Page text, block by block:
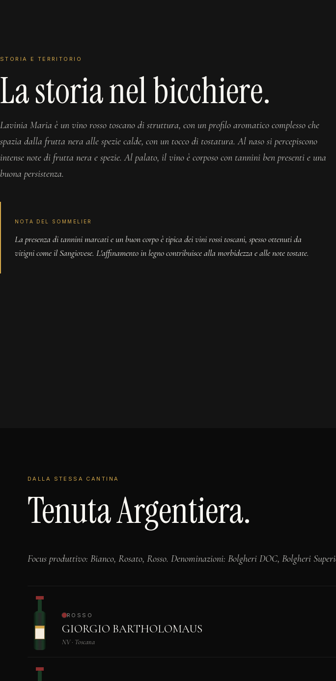
STORIA E TERRITORIO
La storia nel bicchiere.
Lavinia Maria è un vino rosso toscano di struttura, con un profilo aromatico complesso che
spazia dalla frutta nera alle spezie calde, con un tocco di tostatura. Al naso si percepiscono
intense note di frutta nera e spezie. Al palato, il vino è corposo con tannini ben presenti e una
buona persistenza.
NOTA DEL SOMMELIER
La presenza di tannini marcati e un buon corpo è tipica dei vini rossi toscani, spesso ottenuti da
vitigni come il Sangiovese. L'affinamento in legno contribuisce alla morbidezza e alle note tostate.
DALLA STESSA CANTINA
Tenuta Argentiera.
Focus produttivo: Bianco, Rosato, Rosso. Denominazioni: Bolgheri DOC, Bolgheri
ROSSO
GIORGIO BARTHOLOMAUS
NV · Toscana